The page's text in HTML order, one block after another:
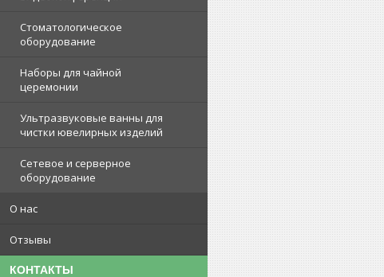
Стоматологическое
оборудование
Наборы для чайной
церемонии
Ультразвуковые ванны для
чистки ювелирных изделий
Сетевое и серверное
оборудование
О нас
Отзывы
КОНТАКТЫ